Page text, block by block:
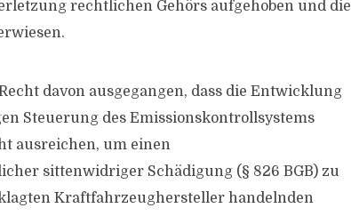
rechtlichen Gehörs aufgehoben und die
davon ausgegangen, dass die Entwicklung
Steuerung des Emissionskontrollsystems
ausreichen, um einen
sittenwidriger Schädigung (§ 826 BGB) zu
Kraftfahrzeughersteller handelnden